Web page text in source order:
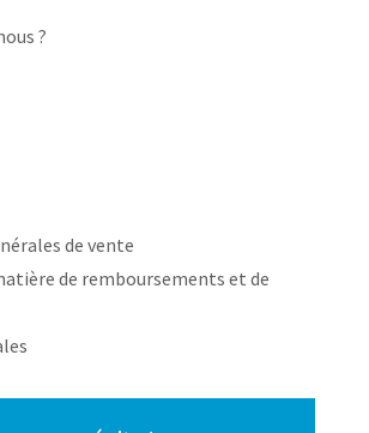
?
de vente
de remboursements et de